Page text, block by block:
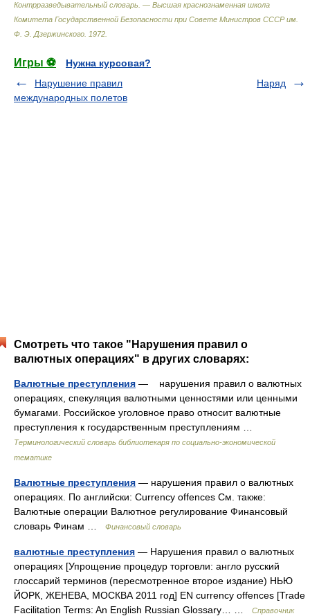
Контрразведывательный словарь. — Высшая краснознаменная школа
Комитета Государственной Безопасности при Совете Министров СССР им.
Ф. Э. Дзержинского 1972
Игры ⚽
Нужна курсовая?
Нарушение правил
международных полетов
Наряд
Смотреть что такое "Нарушения правил о
валютных операциях" в других словарях:
Валютные преступления — нарушения правил о валютных
операциях, спекуляция валютными ценностями или ценными
бумагами. Российское уголовное право относит валютные
преступления к государственным преступлениям …
Терминологический словарь библиотекаря по социально-экономической
тематике
Валютные преступления — нарушения правил о валютных
операциях. По английски: Currency offences См. также:
Валютные операции Валютное регулирование Финансовый
словарь Финам …
Финансовый словарь
валютные преступления — Нарушения правил о валютных
операциях [Упрощение процедур торговли: англо русский
глоссарий терминов (пересмотренное второе издание) НЬЮ
ЙОРК, ЖЕНЕВА, МОСКВА 2011 год] EN currency offences [Trade
Facilitation Terms: An English Russian Glossary… …
Справочник